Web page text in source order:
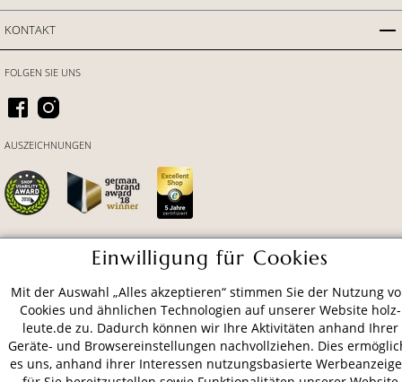
KONTAKT
VERSAND
FOLGEN SIE UNS
AUSZEICHNUNGEN
Einwilligung für Cookies
Mit der Auswahl „Alles akzeptieren“ stimmen Sie der Nutzung
Cookies und ähnlichen Technologien auf unserer Website holz-
leute.de zu. Dadurch können wir Ihre Aktivitäten anhand Ihrer
Geräte- und Browsereinstellungen nachvollziehen. Dies
es uns, anhand ihrer Interessen nutzungsbasierte